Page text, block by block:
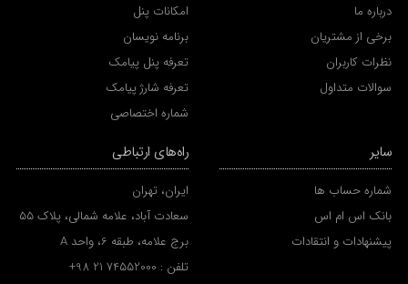
درباره ما
برخی از مشتریان
نظرات کاربران
سوالات متداول
امکانات پنل
برنامه نویسان
تعرفه پنل پیامک
تعرفه شارژ پیامک
شماره اختصاصی
سایر
شماره حساب ها
بانک اس ام اس
پیشنهادات و انتقادات
راه‌های ارتباطی
ایران، تهران
سعادت آباد، علامه شمالی، پلاک 55
برج علامه، طبقه 6، واحد A
تلفن : +98 21 74552000